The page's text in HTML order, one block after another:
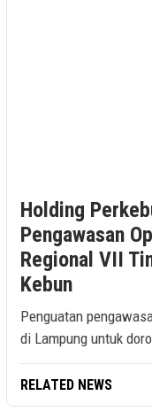
Holding
Pengawasan
Regional VII
Kebun
Penguatan
di Lampung untuk
RELATED NEWS